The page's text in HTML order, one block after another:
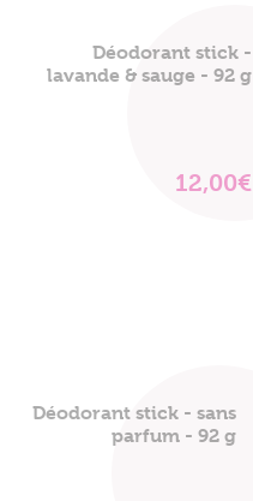
Déodorant stick -
lavande & sauge - 92 g
12,00€
Déodorant stick - sans
parfum - 92 g